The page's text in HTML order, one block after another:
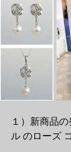
１）新商品
ル のローズ